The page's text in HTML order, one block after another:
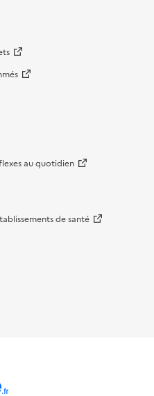
au quotidien
de santé